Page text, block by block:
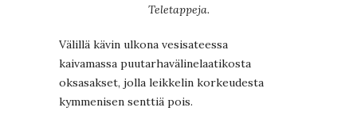
Teletappeja.
Välillä kävin ulkona vesisateessa
kaivamassa puutarhavälinelaatikosta
oksasakset, jolla leikkelin korkeudesta
kymmenisen senttiä pois.